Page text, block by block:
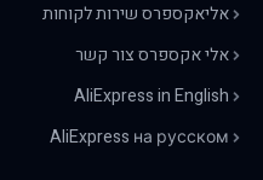
אליאקספרס שירות לקוחות
אלי אקספרס צור קשר
AliExpress in English
AliExpress на русском